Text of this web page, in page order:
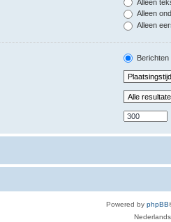
Alleen
Alleen
Alleen
Berichten
Powered by phpBB